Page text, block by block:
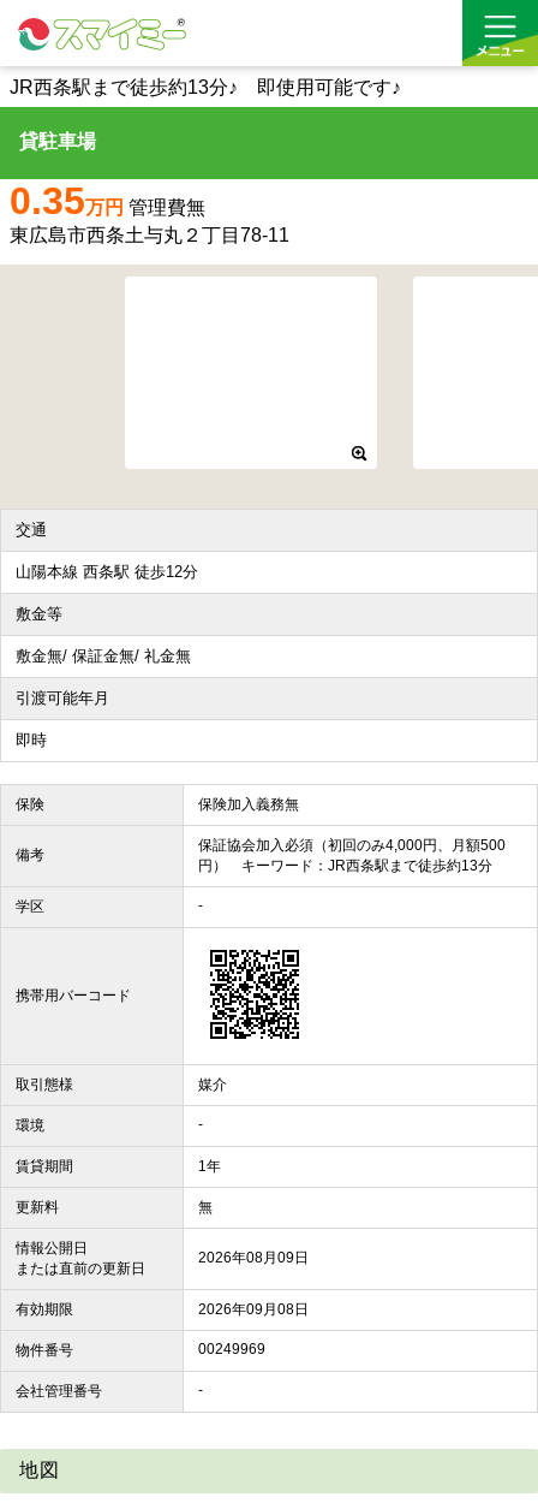
借りる
買う
JR西条駅まで徒歩約13分♪ 即使用可能です♪
貸駐車場
0.35万円 管理費無
東広島市西条土与丸２丁目78-11
交通
山陽本線 西条駅 徒歩12分
敷金等
敷金無/ 保証金無/ 礼金無
引渡可能年月
即時
保険 保険加入義務無
備考
保証協会加入必須（初回のみ4,000円、月額500
円） キーワード：JR西条駅まで徒歩約13分
学区 -
携帯用バーコード
取引態様 媒介
環境 -
賃貸期間 1年
更新料 無
情報公開日
または直前の更新日
2026年08月09日
有効期限 2026年09月08日
物件番号 00249969
会社管理番号 -
地図